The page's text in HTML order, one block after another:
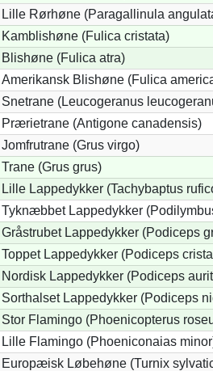
Lille Rørhøne (Paragallinula
Kamblishøne (Fulica cristata)
Blishøne (Fulica atra)
Amerikansk Blishøne (Fulica
Snetrane (Leucogeranus
Prærietrane (Antigone canadensis)
Jomfrutrane (Grus virgo)
Trane (Grus grus)
Lille Lappedykker (Tachybaptus
Tyknæbbet Lappedykker
Gråstrubet Lappedykker (Podiceps
Toppet Lappedykker (Podiceps
Nordisk Lappedykker (Podiceps
Sorthalset Lappedykker (Podiceps
Stor Flamingo (Phoenicopterus
Lille Flamingo (Phoeniconaias
Europæisk Løbehøne (Turnix